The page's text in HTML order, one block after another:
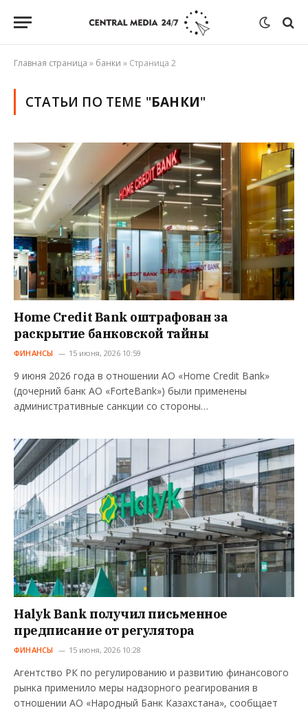
Главная страница » банки » Страница 2
СТАТЬИ ПО ТЕМЕ "БАНКИ"
Home Credit Bank оштрафован за
раскрытие банковской тайны
ФИНАНСЫ 15 июня, 2026 10:59
9 июня 2026 года в отношении АО «Home Credit Bank»
(дочерний банк АО «ForteBank») были применены
административные санкции со стороны…
Halyk Bank получил письменное
предписание от регулятора
ФИНАНСЫ 15 июня, 2026 10:28
Агентство РК по регулированию и развитию финансового
рынка применило меры надзорного реагирования в
отношении АО «Народный Банк Казахстана», сообщает